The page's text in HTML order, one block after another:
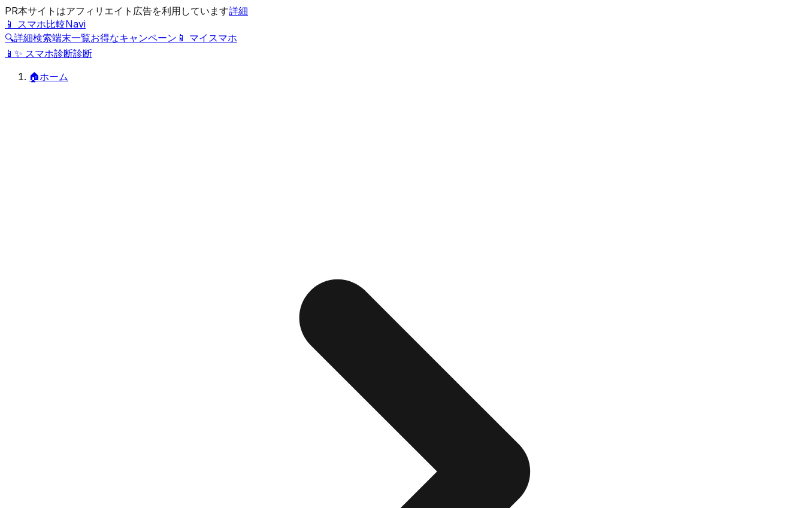
PR本サイトはアフィリエイト広告を利用しています詳細
📱 スマホ比較Navi
🔍詳細検索端末一覧お得なキャンペーン 📱 マイスマホ
📱 ✨ スマホ診断診断
🏠ホーム